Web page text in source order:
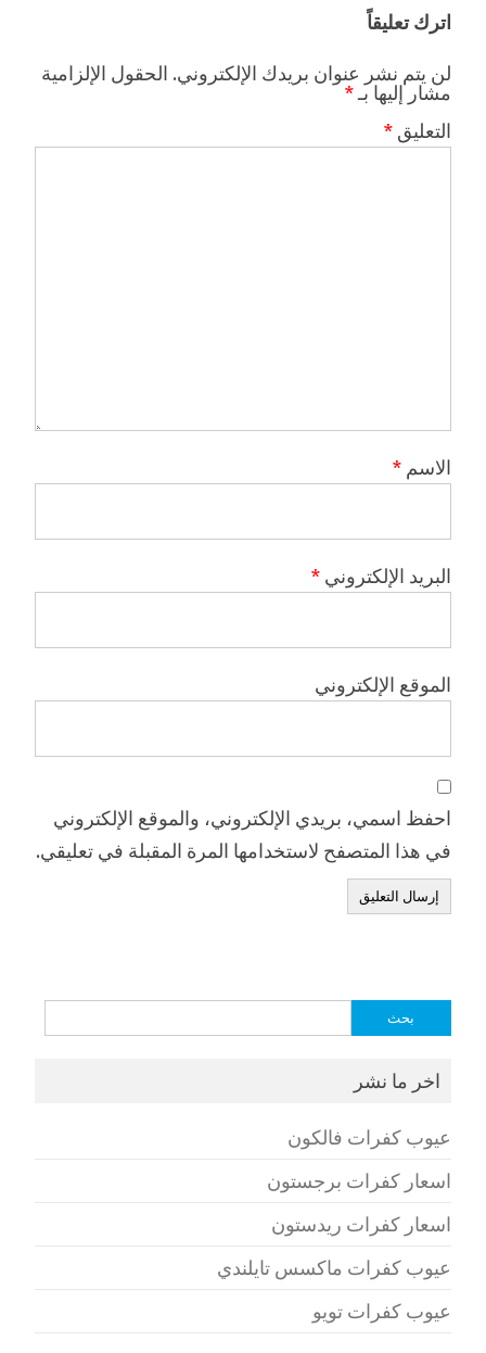
اترك تعليقاً
لن يتم نشر عنوان بريدك الإلكتروني. الحقول الإلزامية
مشار إليها بـ *
التعليق *
الاسم *
البريد الإلكتروني *
الموقع الإلكتروني
احفظ اسمي، بريدي الإلكتروني، والموقع الإلكتروني
في هذا المتصفح لاستخدامها المرة المقبلة في تعليقي.
اخر ما نشر
عيوب كفرات فالكون
اسعار كفرات برجستون
اسعار كفرات ريدستون
عيوب كفرات ماكسس تايلندي
عيوب كفرات تويو